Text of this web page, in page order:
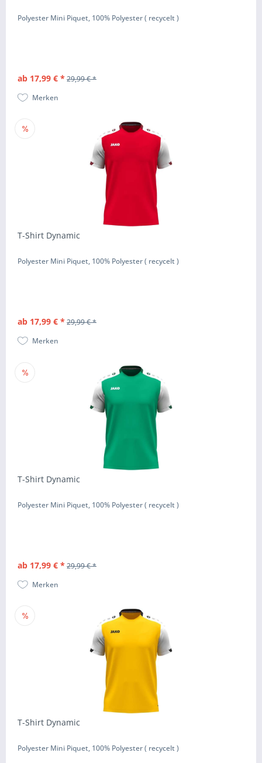
Polyester Mini Piquet, 100% Polyester ( recycelt )
ab 17,99 € * 29,99 € *
Merken
T-Shirt Dynamic
Polyester Mini Piquet, 100% Polyester ( recycelt )
ab 17,99 € * 29,99 € *
Merken
T-Shirt Dynamic
Polyester Mini Piquet, 100% Polyester ( recycelt )
ab 17,99 € * 29,99 € *
Merken
T-Shirt Dynamic
Polyester Mini Piquet, 100% Polyester ( recycelt )